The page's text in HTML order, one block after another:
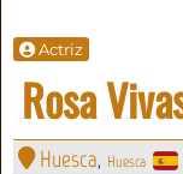
Actriz
Rosa
Huesca, Huesca